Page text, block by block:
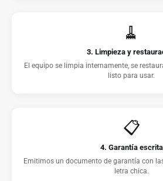
🧹
3. Limpieza y
El equipo se limpia internamente, se
listo para usar.
📋
4. Garantía escrita
Emitimos un documento de garantía con
letra chica.